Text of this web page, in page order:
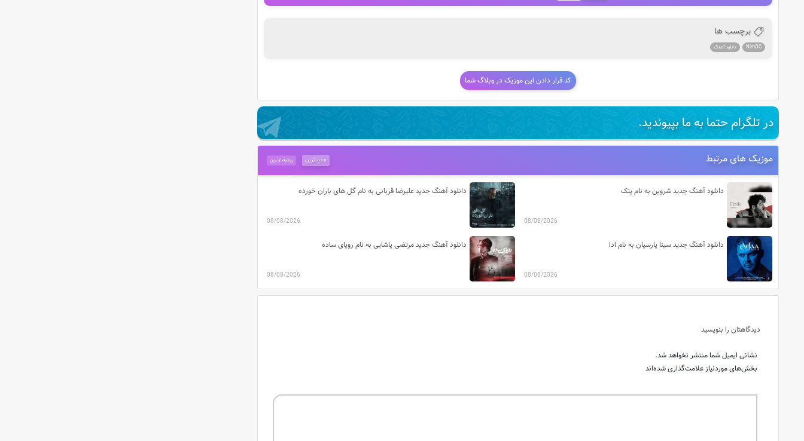
برچسب ها
NimOG دانلود آهنگ
کد قرار دادن این موزیک در وبلاگ شما
در تلگرام حتما به ما بپیوندید.
موزیک های مرتبط پرطرفدارترین جدیدترین
دانلود آهنگ جدید شروین به نام پتک
08/08/2026
دانلود آهنگ جدید علیرضا قربانی به نام گل های باران خورده
08/08/2026
دانلود آهنگ جدید سینا پارسیان به نام ادا
08/08/2026
دانلود آهنگ جدید مرتضی پاشایی به نام رویای ساده
08/08/2026
دیدگاهتان را بنویسید
نشانی ایمیل شما منتشر نخواهد شد.
بخش‌های موردنیاز علامت‌گذاری شده‌اند